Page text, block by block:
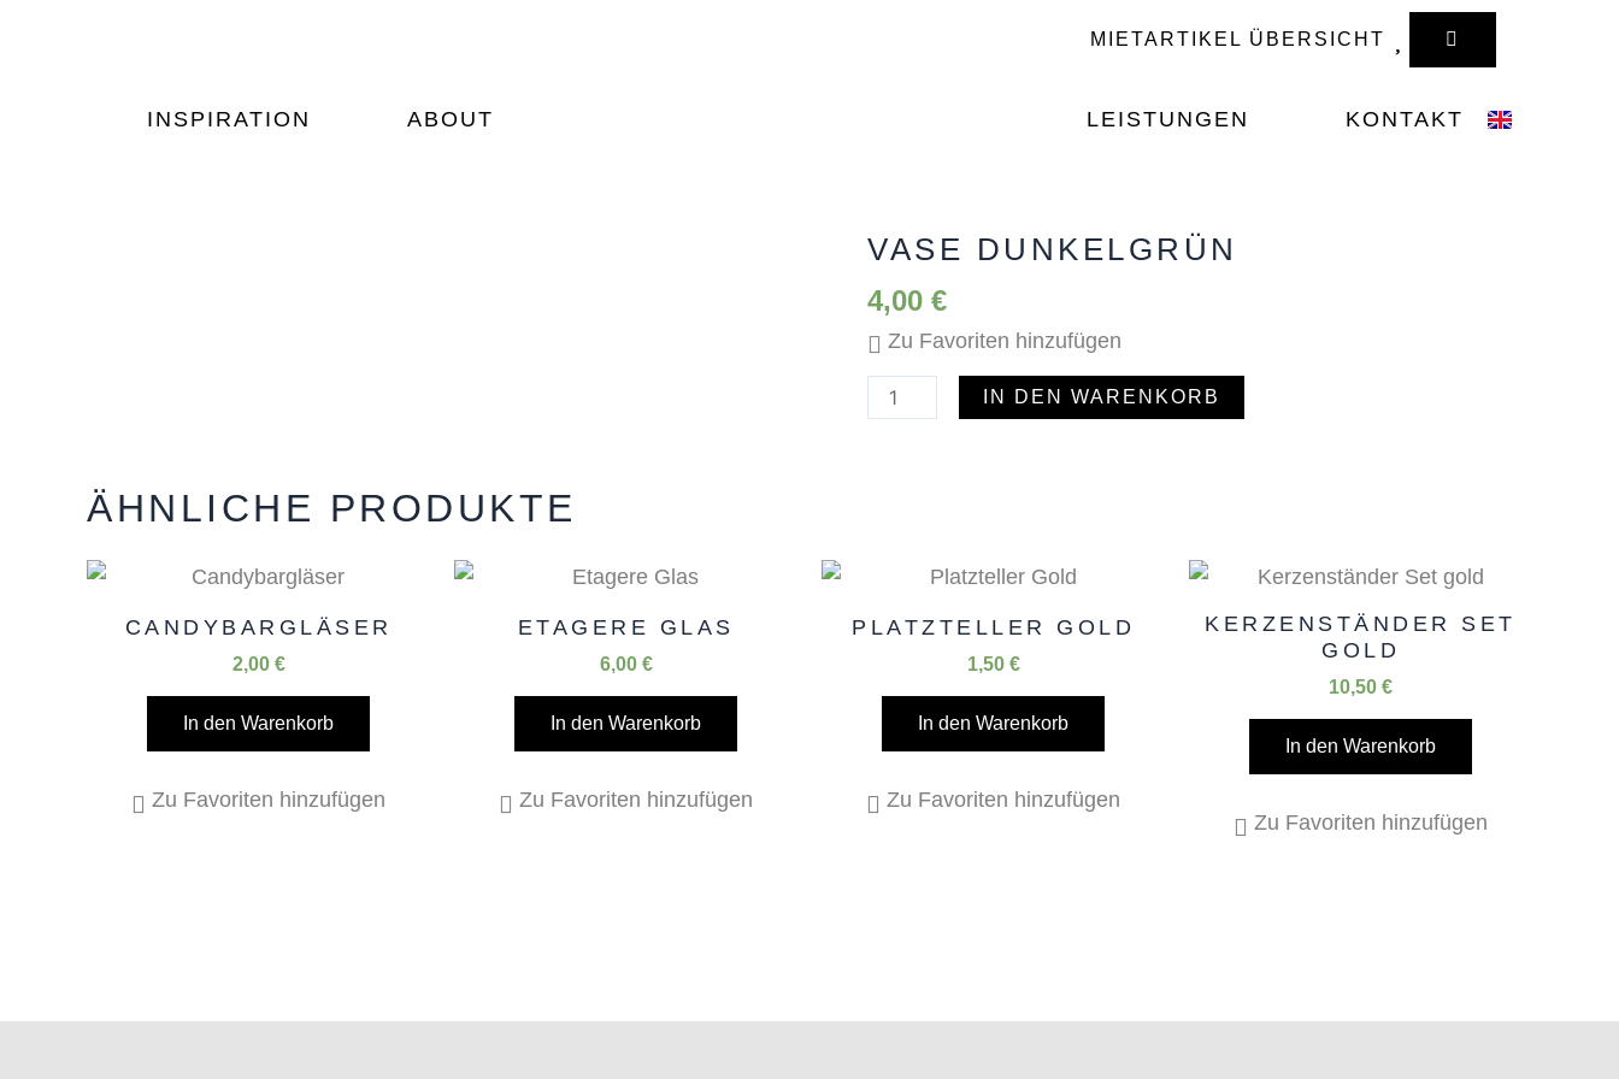
MIETARTIKEL ÜBERSICHT WARENKORB
INSPIRATION ABOUT LEISTUNGEN KONTAKT
VASE DUNKELGRÜN
4,00 €
Zu Favoriten hinzufügen
Vase
Menge
IN DEN WARENKORB
ÄHNLICHE PRODUKTE
CANDYBARGLÄSER
2,00 €
In den Warenkorb
Zu Favoriten hinzufügen
ETAGERE GLAS
6,00 €
In den Warenkorb
Zu Favoriten hinzufügen
PLATZTELLER GOLD
1,50 €
In den Warenkorb
Zu Favoriten hinzufügen
KERZENSTÄNDER SET
GOLD
10,50 €
In den Warenkorb
Zu Favoriten hinzufügen